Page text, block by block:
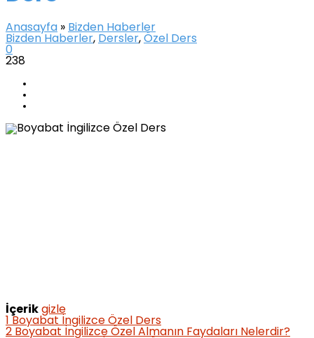
Anasayfa » Bizden Haberler
Bizden Haberler, Dersler, Özel Ders
0
238
İçerik gizle
Boyabat İngilizce Özel Ders
2 Boyabat İngilizce Özel Almanın Faydaları Nelerdir?